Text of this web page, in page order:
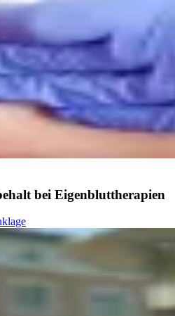
bei Eigenbluttherapien